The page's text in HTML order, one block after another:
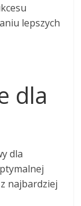
lepszych
dla
dla
najbardziej